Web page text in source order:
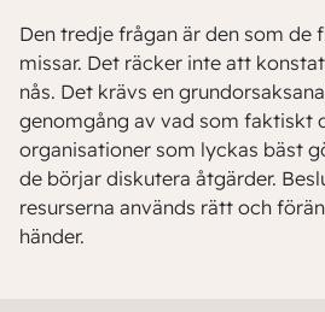
Den tredje frågan är den som de
missar. Det räcker inte att
nås. Det krävs en
genomgång av vad som faktiskt
organisationer som lyckas bäst
de börjar diskutera åtgärder.
resurserna används rätt och
händer.